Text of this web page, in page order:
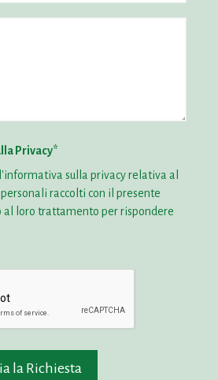
Privacy*
informativa sulla privacyrelativa al
raccolti con il presente
al loro trattamento per rispondere